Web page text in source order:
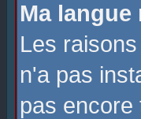
Ma
Les
n'a pas
pas